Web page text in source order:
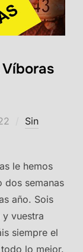
Víboras
Sin
le hemos
dos semanas
año. Sois
vuestra
siempre el
lo mejor.